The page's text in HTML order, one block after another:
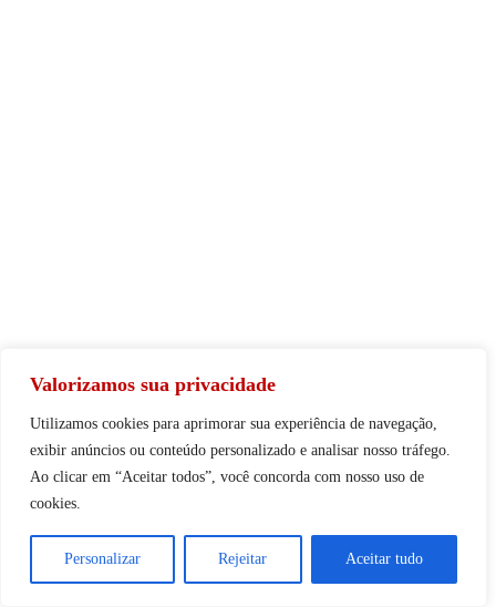
Valorizamos sua privacidade
Utilizamos cookies para aprimorar sua experiência de navegação,
exibir anúncios ou conteúdo personalizado e analisar nosso tráfego.
Ao clicar em “Aceitar todos”, você concorda com nosso uso de
cookies.
Personalizar Rejeitar Aceitar tudo